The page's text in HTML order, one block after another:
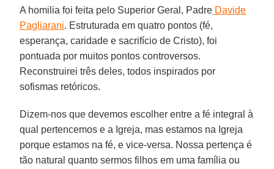
A homilia foi feita pelo Superior Geral, Padre Davide
Pagliarani. Estruturada em quatro pontos (fé,
esperança, caridade e sacrifício de Cristo), foi
pontuada por muitos pontos controversos.
Reconstruirei três deles, todos inspirados por
sofismas retóricos.
Dizem-nos que devemos escolher entre a fé integral à
qual pertencemos e a Igreja, mas estamos na Igreja
porque estamos na fé, e vice-versa. Nossa pertença é
tão natural quanto sermos filhos em uma família ou